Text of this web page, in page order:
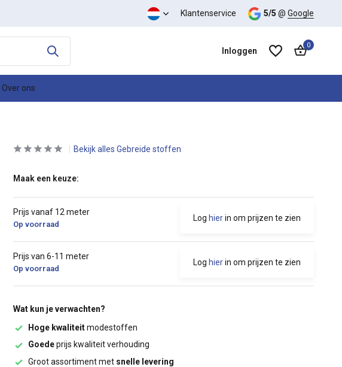
Klantenservice 5/5 @ Google
Inloggen
0
Over ons
Bekijk alles Gebreide stoffen
Maak een keuze:
Prijs vanaf 12 meter
Op voorraad
Log hierin om prijzen te zien
Prijs van 6-11 meter
Op voorraad
Log hierin om prijzen te zien
Wat kun je verwachten?
Hoge kwaliteitmodestoffen
Goedeprijs kwaliteit verhouding
Groot assortiment met snelle levering